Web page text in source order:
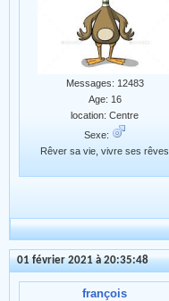
Messages: 12483
Age: 16
location: Centre
Sexe:
Rêver sa vie, vivre ses rêves
01 février 2021 à 20:35:48
françois